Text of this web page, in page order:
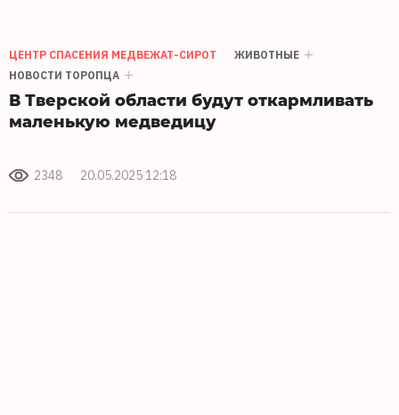
ЦЕНТР СПАСЕНИЯ МЕДВЕЖАТ-СИРОТ
ЖИВОТНЫЕ
НОВОСТИ ТОРОПЦА
В Тверской области будут откармливать
маленькую медведицу
2348 20.05.2025 12:18